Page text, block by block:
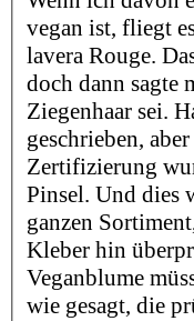
vegan ist, fliegt
lavera Rouge.
doch dann sagte
Ziegenhaar sei.
geschrieben,
Zertifizierung
Pinsel. Und dies
ganzen
Kleber hin
Veganblume
wie gesagt, die